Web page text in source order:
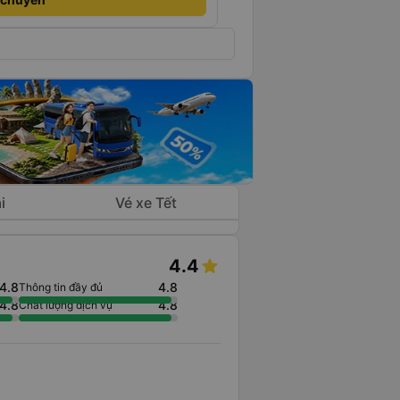
Vé xe Tết
4.4
4.8Thông tin đầy đủ 4.8
Chất lượng dịch vụ 4.8